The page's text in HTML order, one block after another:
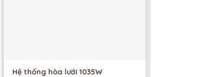
Hệ thống hòa lưới 1035W